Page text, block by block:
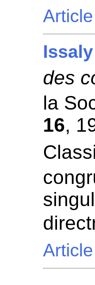
Article
Issaly
des
la
16,
Article